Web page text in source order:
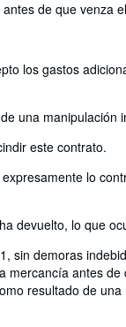
de que venza
los gastos
una manipulación
este contrato.
lo
devuelto, lo que
sin demoras
antes
resultado de